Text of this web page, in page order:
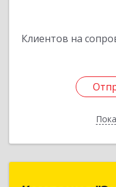
Клиентов на